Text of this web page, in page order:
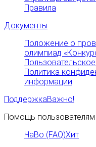
Правила
Документы
Положение о
олимпиад
Политика
информации
ПоддержкаВажно!
Помощь пользователям
ЧаВо (FAQ)Хит